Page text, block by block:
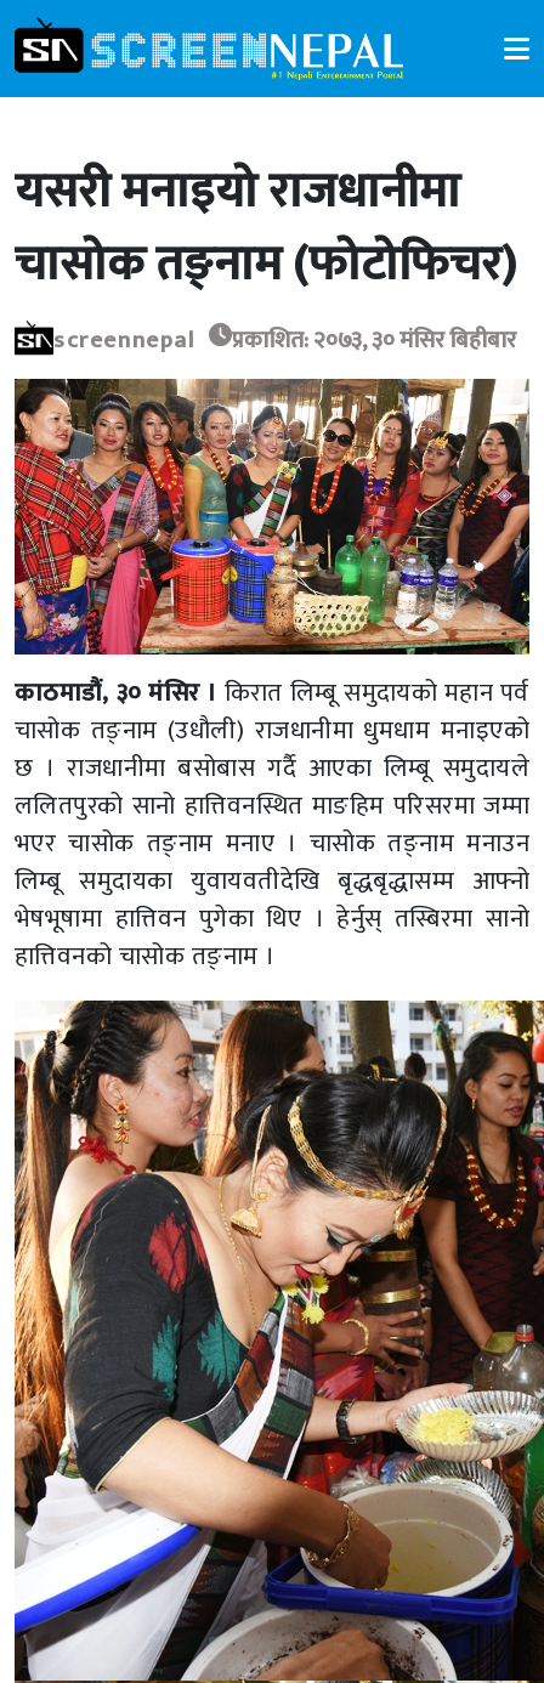
यसरी मनाइयो राजधानीमा
चासोक तङ्नाम (फोटोफिचर)
screennepal प्रकाशित: २०७३, ३० मंसिर बिहीबार
काठमाडौं, ३० मंसिर । किरात लिम्बू समुदायको महान पर्व
चासोक तङ्नाम (उधौली) राजधानीमा धुमधाम मनाइएको
छ । राजधानीमा बसोबास गर्दै आएका लिम्बू समुदायले
ललितपुरको सानो हात्तिवनस्थित माङहिम परिसरमा जम्मा
भएर चासोक तङ्नाम मनाए । चासोक तङ्नाम मनाउन
लिम्बू समुदायका युवायवतीदेखि बृद्धबृद्धासम्म आफ्नो
भेषभूषामा हात्तिवन पुगेका थिए । हेर्नुस् तस्बिरमा सानो
हात्तिवनको चासोक तङ्नाम ।